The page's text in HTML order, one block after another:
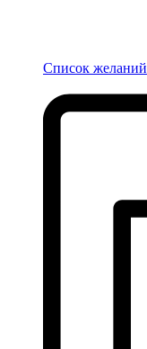
Список желаний